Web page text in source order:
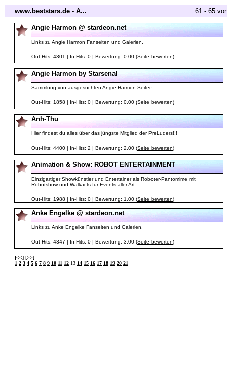
www.beststars.de - A... 61 - 65
Angie Harmon @ stardeon.net
Links zu Angie Harmon Fanseiten und Galerien.
Out-Hits: 4301 | In-Hits: 0 | Bewertung: 0.00 (Seite bewerten)
Angie Harmon by Starsenal
Sammlung von ausgesuchten Angie Harmon Seiten.
Out-Hits: 1858 | In-Hits: 0 | Bewertung: 0.00 (Seite bewerten)
Anh-Thu
Hier findest du alles über das jüngste Mitglied der PreLuders!!!
Out-Hits: 4400 | In-Hits: 2 | Bewertung: 2.00 (Seite bewerten)
Animation & Show: ROBOT ENTERTAINMENT
Einzigartiger Showkünstler und Entertainer als Roboter-Pantomime mit
Robotshow und Walkacts für Events aller Art.
Out-Hits: 1988 | In-Hits: 0 | Bewertung: 1.00 (Seite bewerten)
Anke Engelke @ stardeon.net
Links zu Anke Engelke Fanseiten und Galerien.
Out-Hits: 4347 | In-Hits: 0 | Bewertung: 3.00 (Seite bewerten)
[<<] [>>]
1 2 3 4 5 6 7 8 9 10 11 12 13 14 15 16 17 18 19 20 21